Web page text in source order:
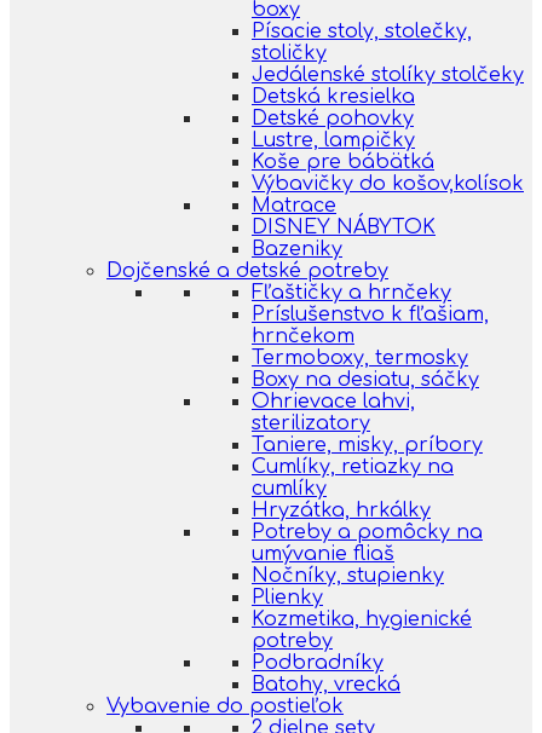
boxy
Písacie stoly, stolečky,
stoličky
Jedálenské stolíky stolčeky
Detská kresielka
Detské pohovky
Lustre, lampičky
Koše pre bábätká
Výbavičky do košov,kolísok
Matrace
DISNEY NÁBYTOK
Bazeniky
Dojčenské a detské potreby
Fľaštičky a hrnčeky
Príslušenstvo k fľašiam,
hrnčekom
Termoboxy, termosky
Boxy na desiatu, sáčky
Ohrievace lahvi,
sterilizatory
Taniere, misky, príbory
Cumlíky, retiazky na
cumlíky
Hryzátka, hrkálky
Potreby a pomôcky na
umývanie fliaš
Nočníky, stupienky
Plienky
Kozmetika, hygienické
potreby
Podbradníky
Batohy, vrecká
Vybavenie do postieľok
2 dielne sety